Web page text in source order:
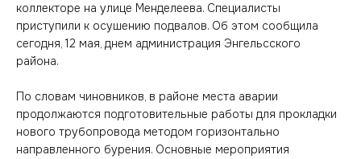
коллекторе на улице Менделеева. Специалисты
приступили к осушению подвалов. Об этом сообщила
сегодня, 12 мая, днем администрация Энгельсского
района.
По словам чиновников, в районе места аварии
продолжаются подготовительные работы для прокладки
нового трубопровода методом горизонтально
направленного бурения. Основные мероприятия